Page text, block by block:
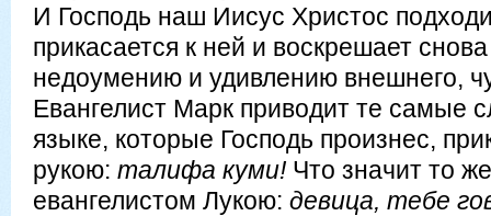
И Господь наш Иисус Христос
прикасается к ней и воскрешает
недоумению и удивлению внешнего,
Евангелист Марк приводит те самые
языке, которые Господь произнес,
рукою: талифа куми! Что значит то
евангелистом Лукою: девица, тебе